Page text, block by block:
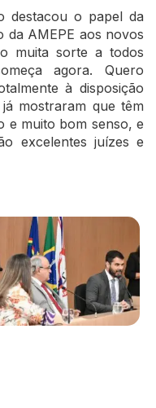
destacou o papel da
AMEPE aos novos
muita sorte a todos
agora. Quero
à disposição
mostraram que têm
e muito bom senso, e
excelentes juízes e